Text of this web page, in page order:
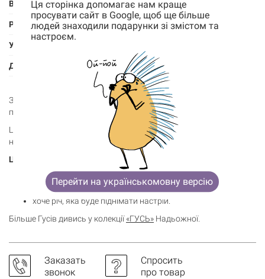
Вид Магнитная открытка
Размер 9х13 см
Упаковка
Дизайн Надьожна
Знаєш на що потрібні цілі нєрвні клєтки? Щоб з них не
повилазили нєрвні тигри.
Це цікавий та незвичний формат листівки, який зручно клеїти
на холодильник або інші поверхні.
Ця листівка для тих, хто:
фанатіє від Гуся;
розуміється на іронії;
хоче річ, яка буде піднімати настрій.
Більше Гусів дивись у колекції«ГУСЬ» Надьожної.
Заказать
звонок
Спросить
про товар
Ця сторінка допомагає нам краще
просувати сайт в Google, щоб ще більше
людей знаходили подарунки зі змістом та
настроєм.
Перейти на українськомовну версію
Корзина 0 товары
Корзина пуста